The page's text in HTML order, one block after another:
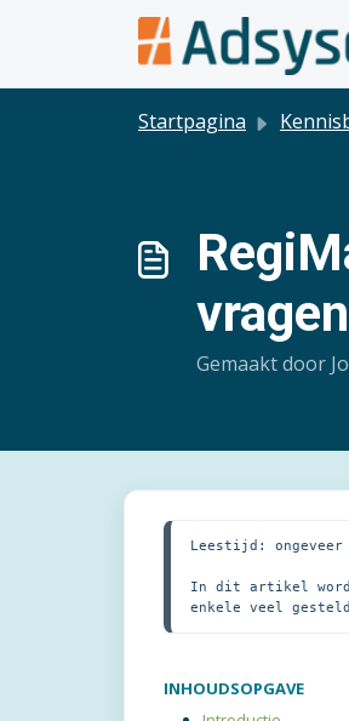
Doorgaan naar
Startpagina
vragen
Gemaakt door
Leestijd: ongeveer
In dit artikel wordt
enkele veel
INHOUDSOPGAVE